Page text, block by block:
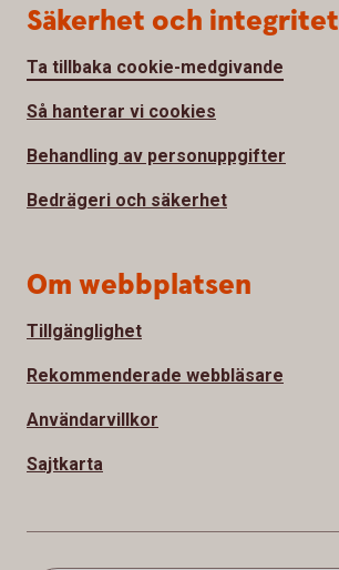
Säkerhet och integritet
Ta tillbaka cookie-medgivande
Så hanterar vi cookies
Behandling av personuppgifter
Bedrägeri och säkerhet
Om webbplatsen
Tillgänglighet
Rekommenderade webbläsare
Användarvillkor
Sajtkarta